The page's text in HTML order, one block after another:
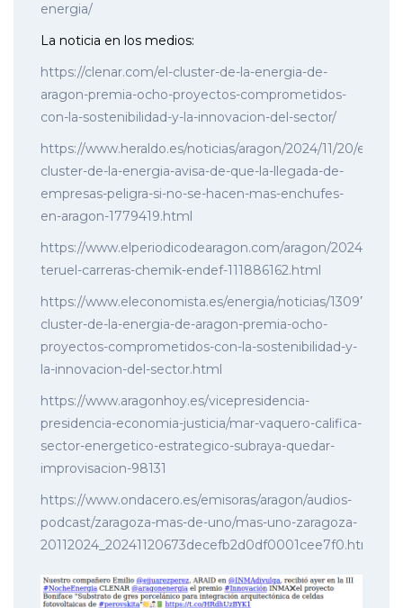
energia/
La noticia en los medios:
https://clenar.com/el-cluster-de-la-energia-de-
aragon-premia-ocho-proyectos-comprometidos-
con-la-sostenibilidad-y-la-innovacion-del-sector/
https://www.heraldo.es/noticias/aragon/2024/11/20/el-
cluster-de-la-energia-avisa-de-que-la-llegada-de-
empresas-peligra-si-no-se-hacen-mas-enchufes-
en-aragon-1779419.html
https://www.elperiodicodearagon.com/aragon/2024/11/
teruel-carreras-chemik-endef-111886162.html
https://www.eleconomista.es/energia/noticias/13097095/
cluster-de-la-energia-de-aragon-premia-ocho-
proyectos-comprometidos-con-la-sostenibilidad-y-
la-innovacion-del-sector.html
https://www.aragonhoy.es/vicepresidencia-
presidencia-economia-justicia/mar-vaquero-califica-
sector-energetico-estrategico-subraya-quedar-
improvisacion-98131
https://www.ondacero.es/emisoras/aragon/audios-
podcast/zaragoza-mas-de-uno/mas-uno-zaragoza-
20112024_20241120673decefb2d0df0001cee7f0.html